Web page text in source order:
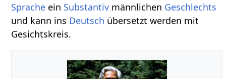
Sprache ein Substantiv männlichen Geschlechts
und kann ins Deutsch übersetzt werden mit
Gesichtskreis.